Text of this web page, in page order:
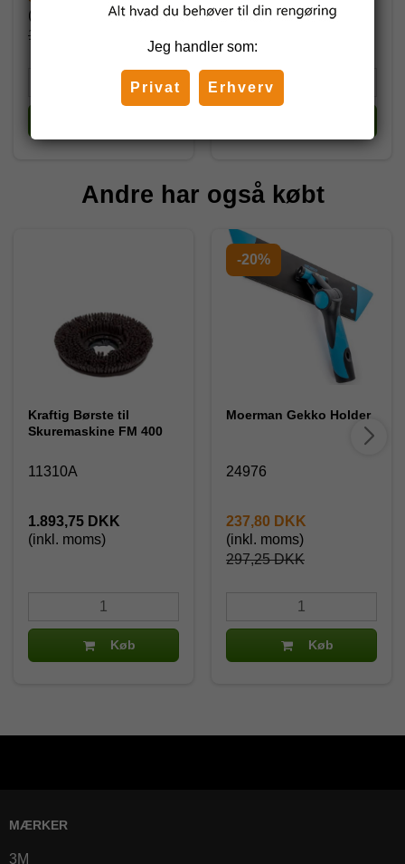
1.087,50 DKK
(inkl. moms)
(inkl. moms)
Andre har også købt
Kraftig Børste til
Skuremaskine FM 400
11310A
1.893,75 DKK
(inkl. moms)
Køb
-20%
Moerman Gekko Holder
24976
297,25 DKK
237,80 DKK
(inkl. moms)
Køb
MÆRKER
3M
Jeg handler som:
Privat Erhverv